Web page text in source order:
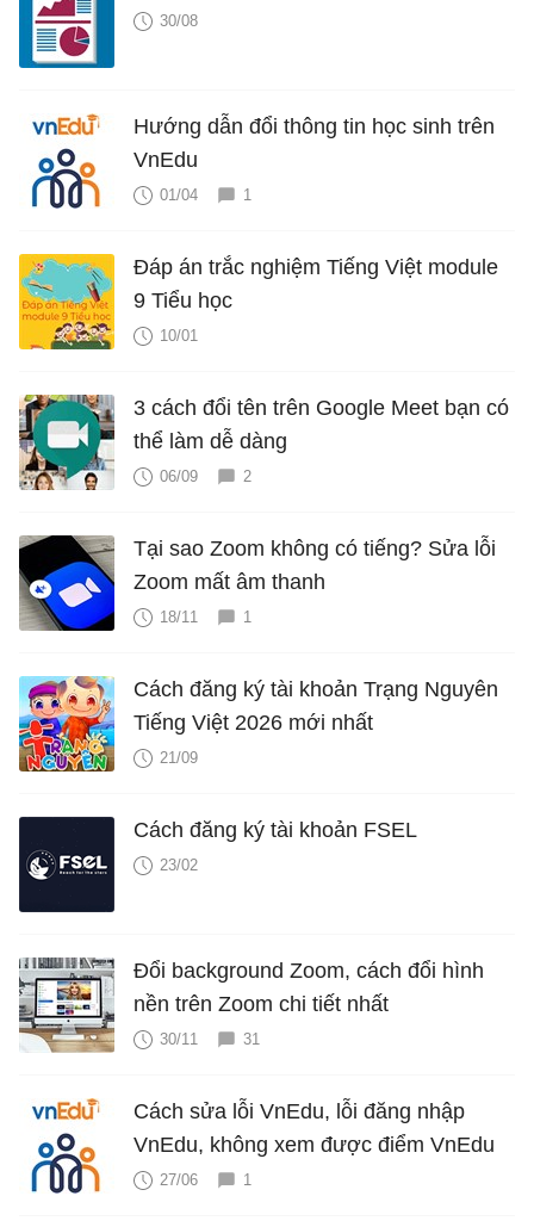
30/08
Hướng dẫn đổi thông tin học sinh trên
VnEdu
01/04 1
Đáp án trắc nghiệm Tiếng Việt module
9 Tiểu học
10/01
3 cách đổi tên trên Google Meet bạn có
thể làm dễ dàng
06/09 2
Tại sao Zoom không có tiếng? Sửa lỗi
Zoom mất âm thanh
18/11 1
Cách đăng ký tài khoản Trạng Nguyên
Tiếng Việt 2026 mới nhất
21/09
Cách đăng ký tài khoản FSEL
23/02
Đổi background Zoom, cách đổi hình
nền trên Zoom chi tiết nhất
30/11 31
Cách sửa lỗi VnEdu, lỗi đăng nhập
VnEdu, không xem được điểm VnEdu
27/06 1